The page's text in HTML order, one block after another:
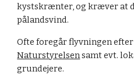
kystskrænter, og kræver at
pålandsvind.
Ofte foregår flyvningen
Naturstyrelsen samt evt.
grundejere.